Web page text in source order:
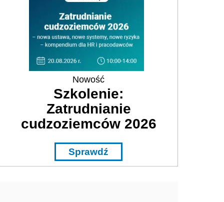
Nowość
Szkolenie:
Zatrudnianie
cudzoziemców 2026
Sprawdź